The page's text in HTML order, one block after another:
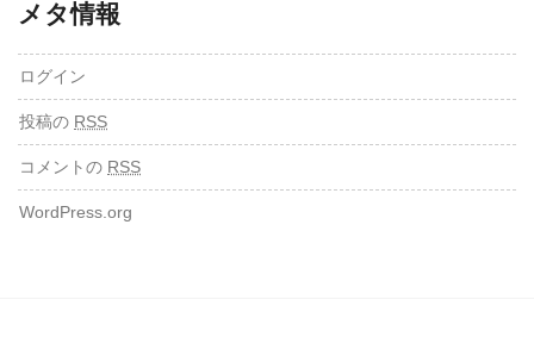
メタ情報
ログイン
投稿の RSS
コメントの RSS
WordPress.org